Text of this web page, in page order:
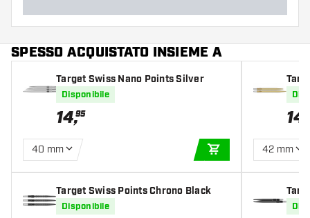
SPESSO ACQUISTATO INSIEME A
Target Swiss Nano Points Silver
Disponibile
14,95
40 mm
AGGIUNGI AL
Target Swiss Points Chrono Black
Disponibile
ttler
14
42 mm